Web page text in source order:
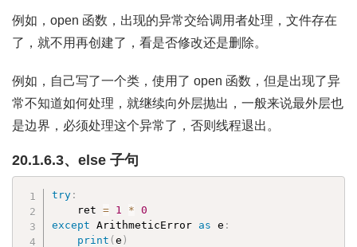
例如，open 函数，出现的异常交给调用者处理，文件存在
了，就不用再创建了，看是否修改还是删除。
例如，自己写了一个类，使用了 open 函数，但是出现了异
常不知道如何处理，就继续向外层抛出，一般来说最外层也
是边界，必须处理这个异常了，否则线程退出。
20.1.6.3、else 子句
try :
    ret
= 1 *
0
except ArithmeticError as e :
print (e )